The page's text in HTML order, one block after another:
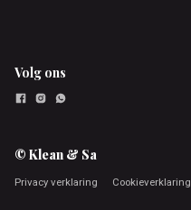
Volg ons
© Klean & Sa
Privacy verklaring Cookieverklaring